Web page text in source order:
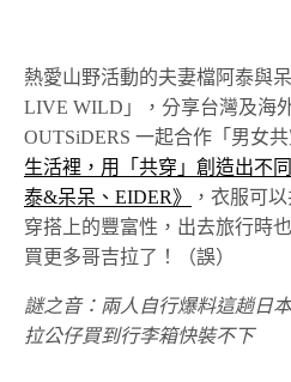
熱愛山野活動的夫妻檔阿泰與
LIVE WILD」，分享台灣及海
OUTSiDERS 一起合作「男女
生活裡，用「共穿」創造出不
泰&呆呆、EIDER》
，衣服可
穿搭上的豐富性，出去旅行時
買更多哥吉拉了！（誤）
謎之音：兩人自行爆料這趟日
拉公仔買到行李箱快裝不下